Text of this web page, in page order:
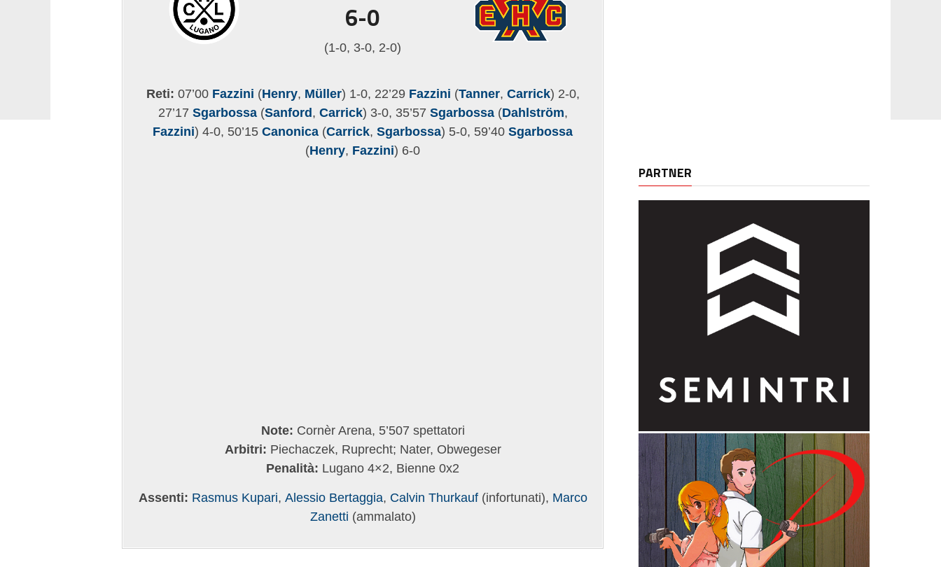
6-0
(1-0, 3-0, 2-0)
Reti: 07’00 Fazzini (Henry, Müller) 1-0, 22’29 Fazzini (Tanner, Carrick) 2-0,
27’17 Sgarbossa(Sanford, Carrick) 3-0, 35’57 Sgarbossa(Dahlström,
Fazzini) 4-0, 50’15 Canonica (Carrick, Sgarbossa) 5-0, 59’40 Sgarbossa
(Henry, Fazzini) 6-0
Note: Cornèr Arena, 5’507 spettatori
Arbitri: Piechaczek, Ruprecht; Nater, Obwegeser
Penalità: Lugano 4×2, Bienne 0x2
Assenti: Rasmus Kupari, Alessio Bertaggia, Calvin Thurkauf(infortunati), Marco
Zanetti (ammalato)
PARTNER